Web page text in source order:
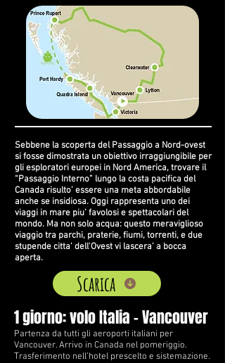
Sebbene la scoperta del Passaggio a Nord-ovest
si fosse dimostrata un obiettivo irraggiungibile per
gli esploratori europei in Nord America, trovare il
“Passaggio Interno” lungo la costa pacifica del
Canada risulto’ essere una meta abbordabile
anche se insidiosa. Oggi rappresenta uno dei
viaggi in mare piu’ favolosi e spettacolari del
mondo. Ma non solo acqua: questo meraviglioso
viaggio tra parchi, praterie, fiumi, torrenti, e due
stupende citta' dell'Ovest vi lascera' a bocca
aperta.
Scarica
1 giorno: volo Italia – Vancouver
Partenza da tutti gli aeroporti italiani per
Vancouver. Arrivo in Canada nel pomeriggio.
Trasferimento nell’hotel prescelto e sistemazione.